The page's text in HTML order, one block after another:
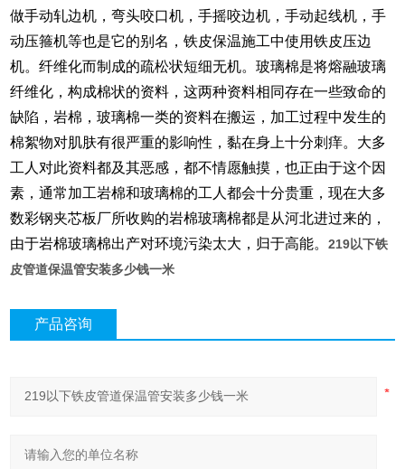
做手动轧边机，弯头咬口机，手摇咬边机，手动起线机，手
动压箍机等也是它的别名，铁皮保温施工中使用铁皮压边
机。纤维化而制成的疏松状短细无机。玻璃棉是将熔融玻璃
纤维化，构成棉状的资料，这两种资料相同存在一些致命的
缺陷，岩棉，玻璃棉一类的资料在搬运，加工过程中发生的
棉絮物对肌肤有很严重的影响性，黏在身上十分刺痒。大多
工人对此资料都及其恶感，都不情愿触摸，也正由于这个因
素，通常加工岩棉和玻璃棉的工人都会十分贵重，现在大多
数彩钢夹芯板厂所收购的岩棉玻璃棉都是从河北进过来的，
由于岩棉玻璃棉出产对环境污染太大，归于高能。219以下铁
皮管道保温管安装多少钱一米
产品咨询